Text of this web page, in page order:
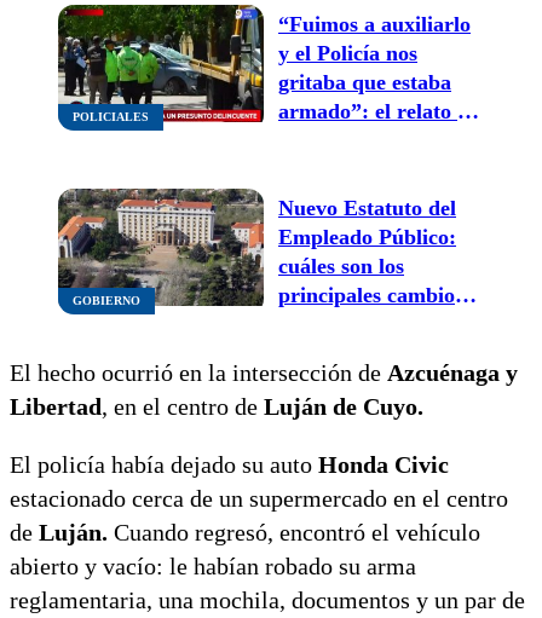
de espera
POLICIALES
“Fuimos a auxiliarlo
y el Policía nos
gritaba que estaba
armado”: el relato de
de Cuyo
GOBIERNO
Nuevo Estatuto del
Empleado Público:
cuáles son los
principales cambios
El hecho ocurrió en la intersección de Azcuénaga y
Libertad, en el centro de Luján de Cuyo.
El policía había dejado su auto Honda Civic
estacionado cerca de un supermercado en el centro
de Luján. Cuando regresó, encontró el vehículo
abierto y vacío: le habían robado su arma
reglamentaria, una mochila, documentos y un par de